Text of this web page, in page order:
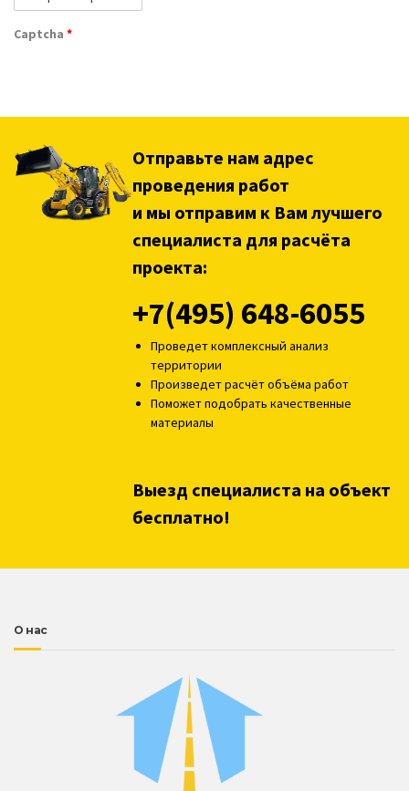
Captcha *
Отправьте нам адрес
проведения работ
и мы отправим к Вам лучшего
специалиста для расчёта
проекта:
+7(495) 648-6055
Проведет комплексный анализ
территории
Произведет расчёт объёма работ
Поможет подобрать качественные
материалы
Выезд специалиста на объект
бесплатно!
О нас